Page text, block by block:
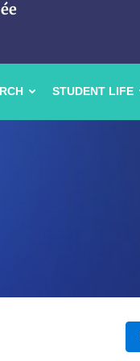
STUDENT LIFE